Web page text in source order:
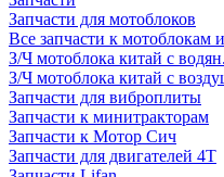
Запчасти для мотоблоков
Все запчасти к мотоблокам
З/Ч мотоблока китай с
З/Ч мотоблока китай с
Запчасти для виброплиты
Запчасти к минитракторам
Запчасти к Мотор Сич
Запчасти для двигателей 4Т